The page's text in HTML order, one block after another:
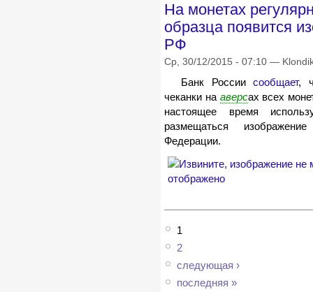
На монетах
образца появится
РФ
Ср, 30/12/2015 - 07:10 —
Банк Россиисообщает,
чеканки на аверсах всех
настоящее время
размещаться
Федерации.
1
2
следующая ›
последняя »